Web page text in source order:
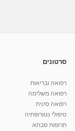
סרטונים
רפואה ובריאות
רפואה משלימה
רפואה סינית
טיפולי נטורופתיה
תרופות סבתא